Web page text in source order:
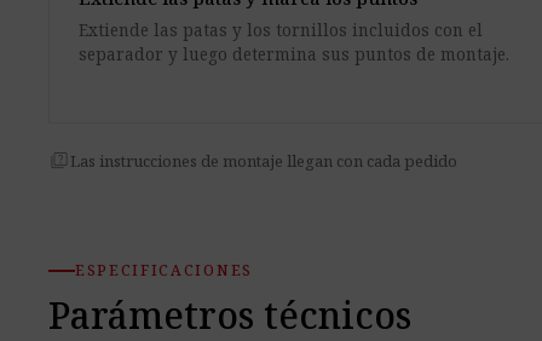
Extiende las patas y los tornillos incluidos con el
separador y luego determina sus puntos de montaje.
quiz Las instrucciones de montaje llegan con cada pedido
ESPECIFICACIONES
Parámetros técnicos